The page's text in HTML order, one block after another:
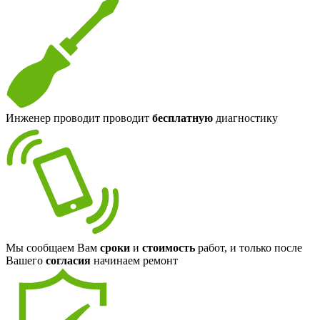
Инженер проводит проводит бесплатную диагностику
Мы сообщаем Вам сроки и стоимость работ, и только после
Вашего согласия начинаем ремонт